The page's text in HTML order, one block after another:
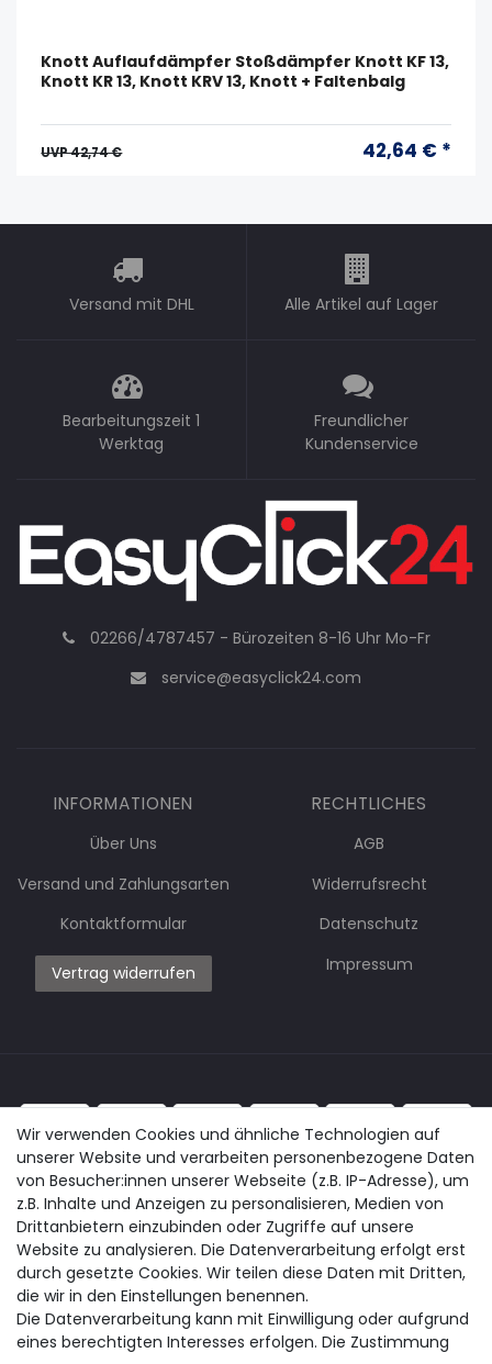
Knott Auflaufdämpfer Stoßdämpfer Knott KF 13,
Knott KR 13, Knott KRV 13, Knott + Faltenbalg
UVP 42,74 € 42,64 € *
Versand mit DHL Alle Artikel auf Lager
Bearbeitungszeit 1
Werktag
Freundlicher
Kundenservice
02266/4787457 - Bürozeiten 8-16 Uhr Mo-Fr
service@easyclick24.com
INFORMATIONEN
Über Uns
Versand und Zahlungsarten
Kontaktformular
Vertrag widerrufen
RECHTLICHES
AGB
Widerrufsrecht
Datenschutz
Impressum
Wir verwenden Cookies und ähnliche Technologien auf
unserer Website und verarbeiten personenbezogene Daten
von Besucher:innen unserer Webseite (z.B. IP-Adresse), um
z.B. Inhalte und Anzeigen zu personalisieren, Medien von
Drittanbietern einzubinden oder Zugriffe auf unsere
Website zu analysieren. Die Datenverarbeitung erfolgt erst
durch gesetzte Cookies. Wir teilen diese Daten mit Dritten,
die wir in den Einstellungen benennen.
Die Datenverarbeitung kann mit Einwilligung oder aufgrund
eines berechtigten Interesses erfolgen. Die Zustimmung